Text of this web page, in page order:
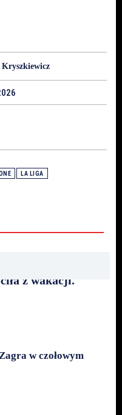
Kryszkiewicz
LA LIGA
z wakacji.
w czołowym